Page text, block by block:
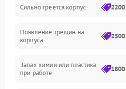
Неисправность программного
Проблемы с сигналом
Сильно греется корпус
Появление трещин на
корпуса
Запах химии или пластика
при работе